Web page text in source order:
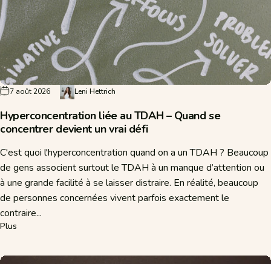
7 août 2026 Leni Hettrich
Hyperconcentration liée au TDAH – Quand se
concentrer devient un vrai défi
C'est quoi l'hyperconcentration quand on a un TDAH ? Beaucoup
de gens associent surtout le TDAH à un manque d’attention ou
à une grande facilité à se laisser distraire. En réalité, beaucoup
de personnes concernées vivent parfois exactement le
contraire...
Plus